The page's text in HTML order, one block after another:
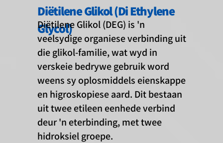
Diëtilene Glikol (Di Ethylene
Glycol)
Diëtilene Glikol (DEG) is 'n
veelsydige organiese verbinding uit
die glikol-familie, wat wyd in
verskeie bedrywe gebruik word
weens sy oplosmiddels eienskappe
en higroskopiese aard. Dit bestaan
uit twee etileen eenhede verbind
deur 'n eterbinding, met twee
hidroksiel groepe.